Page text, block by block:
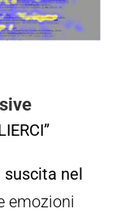
nel
emozioni